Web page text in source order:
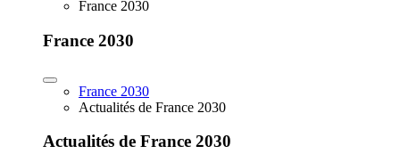
France 2030
France 2030
France 2030
Actualités de France 2030
Actualités de France 2030